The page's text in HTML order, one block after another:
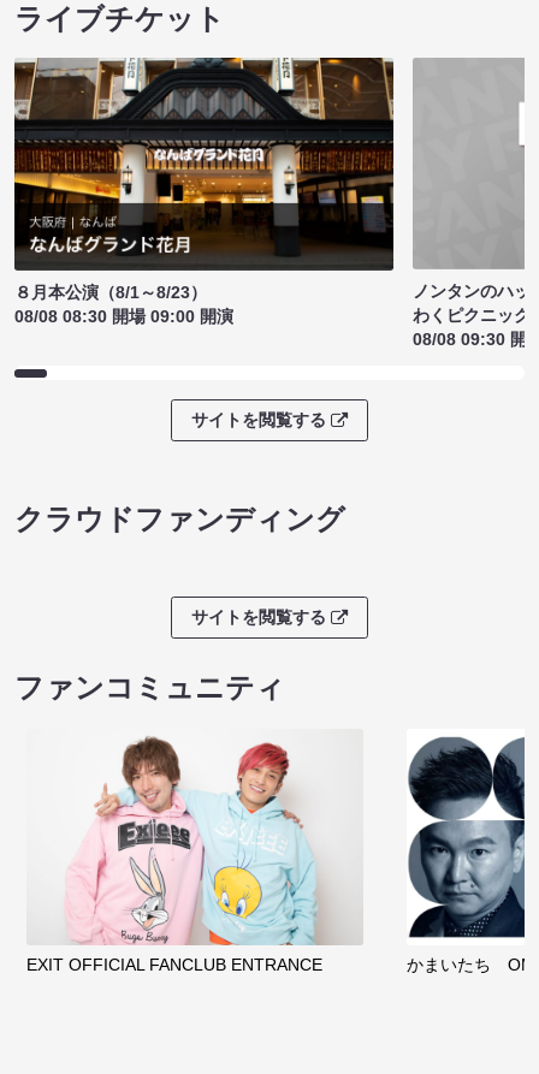
ライブチケット
８月本公演（8/1～8/23）
08/08 08:30 開場 09:00 開演
ノンタンのハッ
わくピクニック
08/08 09:30 開
サイトを閲覧する
クラウドファンディング
サイトを閲覧する
ファンコミュニティ
EXIT OFFICIAL FANCLUB ENTRANCE かまいたち